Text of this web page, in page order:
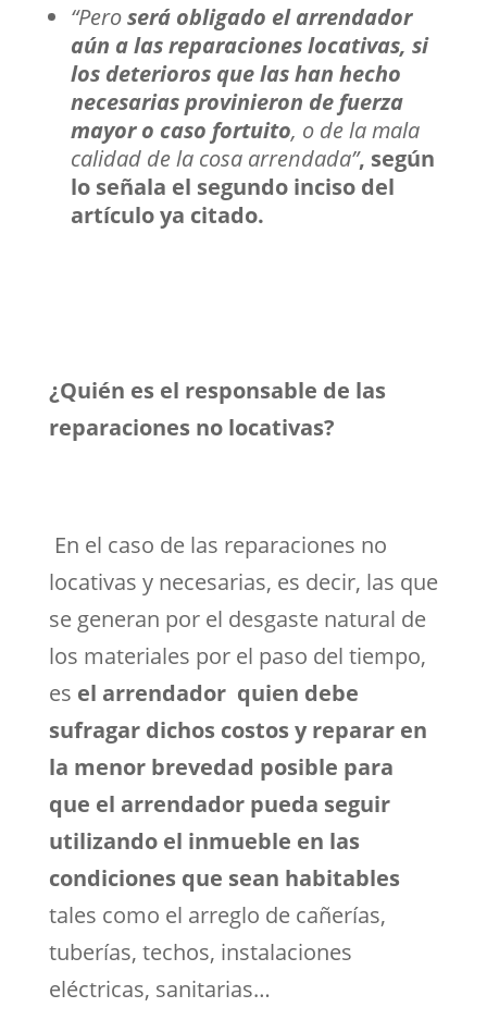
“Peroserá obligado el arrendador
aún a las reparaciones locativas, si
los deterioros que las han hecho
necesarias provinieron de fuerza
mayor o caso fortuito, o de la mala
calidad de la cosa arrendada”, según
lo señala el segundo inciso del
artículo ya citado.
¿Quién es el responsable de las
reparaciones no locativas?
En el caso de las reparaciones no
locativas y necesarias, es decir, las que
se generan por el desgaste natural de
los materiales por el paso del tiempo,
es el arrendador quien debe
sufragar dichos costos y reparar en
la menor brevedad posible para
que el arrendador pueda seguir
utilizando el inmueble en las
condiciones que sean habitables
tales como el arreglo de cañerías,
tuberías, techos, instalaciones
eléctricas, sanitarias…